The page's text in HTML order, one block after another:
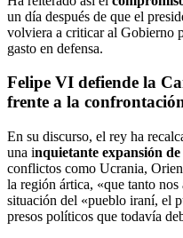
un día después de que el
volviera a criticar al Gobierno
gasto en defensa.
Felipe VI defiende la
frente a la
En su discurso, el rey ha
una inquietante expansión
conflictos como Ucrania,
la región ártica, «que tanto nos
situación del «pueblo iraní, el
presos políticos que todavía